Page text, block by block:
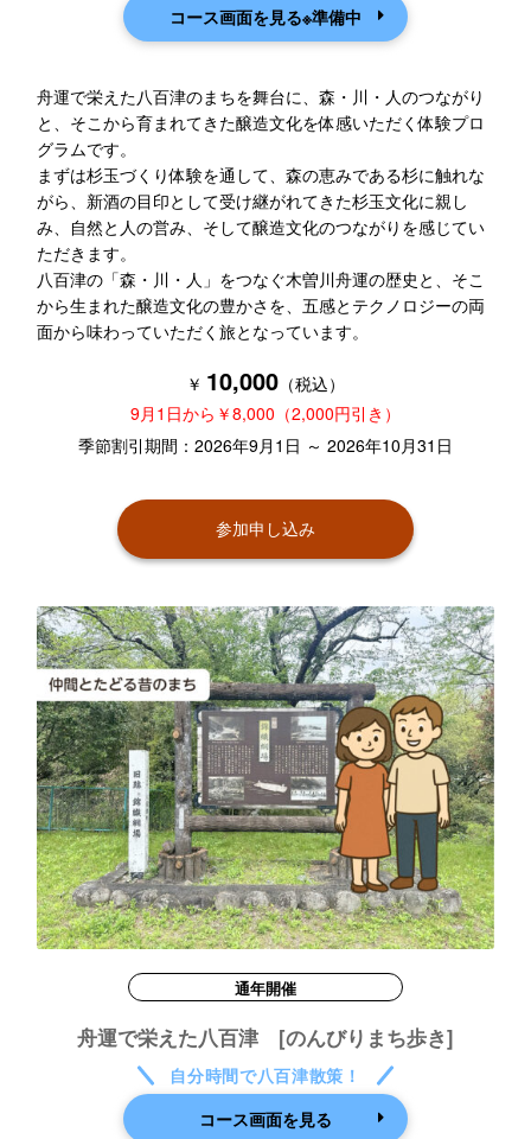
コース画面を見る※準備中
舟運で栄えた八百津のまちを舞台に、森・川・人のつながり
と、そこから育まれてきた醸造文化を体感いただく体験プロ
グラムです。
まずは杉玉づくり体験を通して、森の恵みである杉に触れな
がら、新酒の目印として受け継がれてきた杉玉文化に親し
み、自然と人の営み、そして醸造文化のつながりを感じてい
ただきます。
八百津の「森・川・人」をつなぐ木曽川舟運の歴史と、そこ
から生まれた醸造文化の豊かさを、五感とテクノロジーの両
面から味わっていただく旅となっています。
￥ 10,000 （税込）
9月1日から￥8,000（2,000円引き）
季節割引期間：2026年9月1日 ～ 2026年10月31日
参加申し込み
通年開催
舟運で栄えた八百津 [のんびりまち歩き]
自分時間で八百津散策！
コース画面を見る